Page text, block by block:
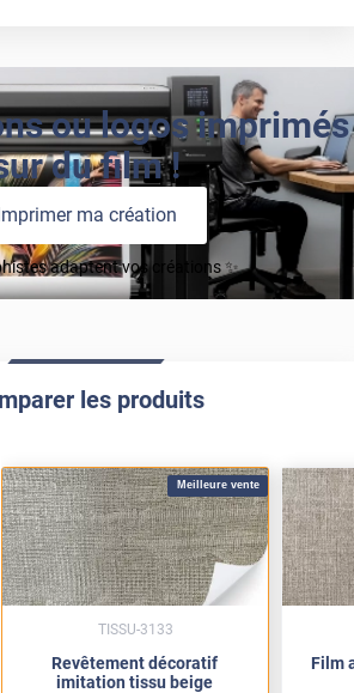
ou logos imprimés
du film !
ma création
adaptent vos créations ✨
les produits
Meilleure vente
Revêtement décoratif
imitation tissu beige
TISSU-3133
Film